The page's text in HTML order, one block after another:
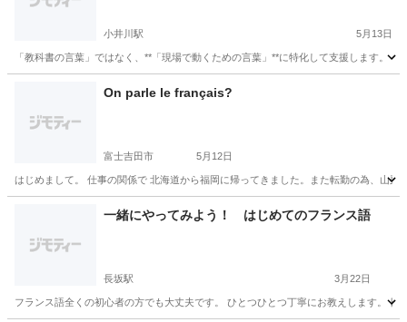
小井川駅 5月13日
「教科書の言葉」ではなく、**「現場で動くための言葉」**に特化して支援します。
On parle le français?
富士吉田市 5月12日
はじめまして。 仕事の関係で 北海道から福岡に帰ってきました。また転勤の為、山
フランス語
一緒にやってみよう！ はじめてのフランス語
長坂駅 3月22日
フランス語全くの初心者の方でも大丈夫です。 ひとつひとつ丁寧にお教えします